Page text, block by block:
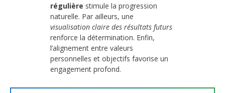
régulière stimule la progression
naturelle. Par ailleurs, une
visualisation claire des résultats futurs
renforce la détermination. Enfin,
l’alignement entre valeurs
personnelles et objectifs favorise un
engagement profond.